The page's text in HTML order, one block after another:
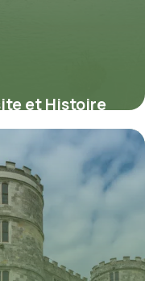
et Histoire